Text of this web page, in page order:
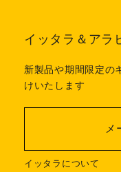
イッタラ＆アラ
新製品や期間限定の
けいたします
メ
イッタラについて